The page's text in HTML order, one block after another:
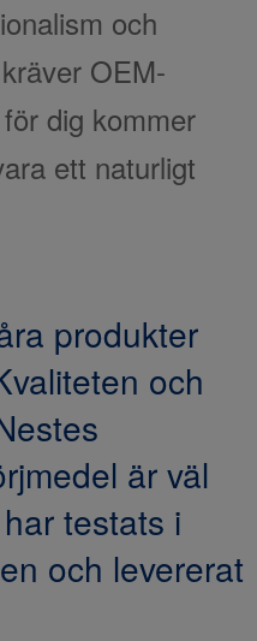
och
OEM-
dig kommer
ett naturligt
produkter
och
är väl
testats i
och levererat